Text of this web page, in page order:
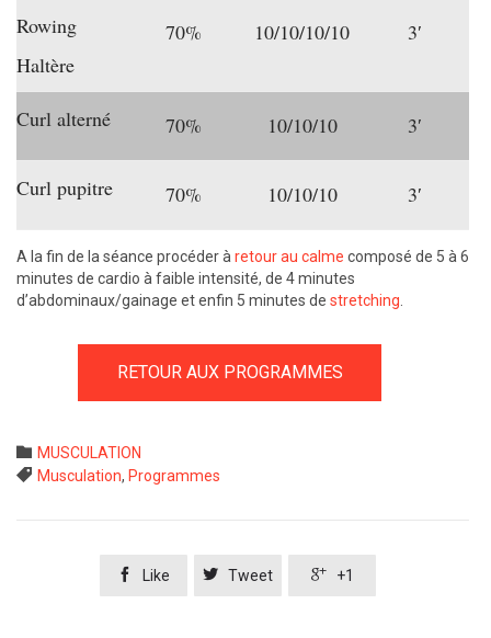
Rowing
Haltère
70% 10/10/10/10 3′
Curl alterné 70% 10/10/10 3′
Curl pupitre 70% 10/10/10 3′
A la fin de la séance procéder àretour au calme composé de 5 à 6
minutes de cardio à faible intensité, de 4 minutes
d’abdominaux/gainage et enfin 5 minutes de stretching.
RETOUR AUX PROGRAMMES
 Category
MUSCULATION
 Tags
Musculation, Programmes
 Like  Tweet  +1